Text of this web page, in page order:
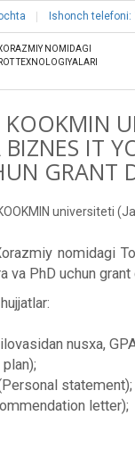
Ishonch telefoni:
NOMIDAGI
TEXNOLOGIYALARI
IT
GRANT
universiteti
nomidagi
va PhD uchun
nusxa,
plan);
statement);
letter);